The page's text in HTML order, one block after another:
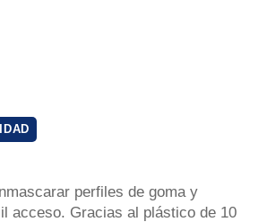
perfiles de goma y
acceso. Gracias al plástico de 10